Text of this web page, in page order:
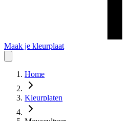
Maak je kleurplaat
Home
Kleurplaten